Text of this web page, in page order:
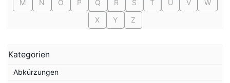
M
N O P Q R S T U V
W
X
Y Z
Kategorien
Abkürzungen